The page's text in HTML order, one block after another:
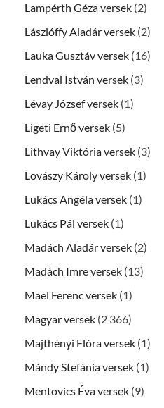
Lampérth Géza versek (2)
Lászlóffy Aladár versek (2)
Lauka Gusztáv versek (16)
Lendvai István versek (3)
Lévay József versek (1)
Ligeti Ernő versek (5)
Lithvay Viktória versek (3)
Lovászy Károly versek (1)
Lukács Angéla versek (1)
Lukács Pál versek (1)
Madách Aladár versek (2)
Madách Imre versek (13)
Mael Ferenc versek (1)
Magyar versek (2 366)
Majthényi Flóra versek (1)
Mándy Stefánia versek (1)
Mentovics Éva versek (9)